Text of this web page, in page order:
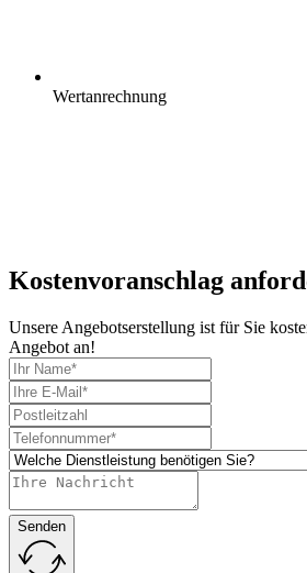
Wertanrechnung
Kostenvoranschlag
Unsere Angebotserstellung ist für Sie
Angebot an!
Senden